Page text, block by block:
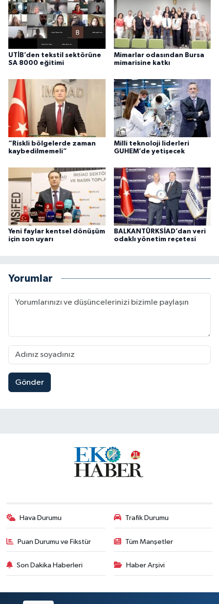
UTİB’den tekstil sektörüne
SA 8000 eğitimi
Mimarlar odasından Bursa
mimarisine katkı
“Riskli bölgelerde zaman
kaybedilmemeli”
Milli teknoloji liderleri
GUHEM’de yetişecek
Yeni faylar kentsel dönüşüm
için son uyarı
BALKANTÜRKSİAD’dan veri
odaklı yönetim reçetesi
Yorumlar
Gönder
Hava Durumu Trafik Durumu
Puan Durumu ve Fikstür Tüm Manşetler
Son Dakika Haberleri Haber Arşivi